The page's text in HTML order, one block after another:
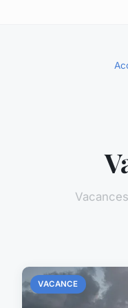
VACANCE